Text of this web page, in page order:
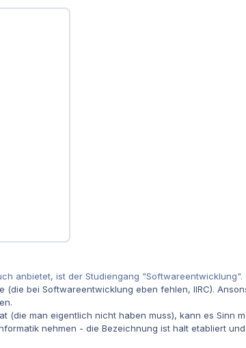
anbietet, ist der Studiengang "Softwareentwicklung".
bei Softwareentwicklung eben fehlen, IIRC).
(die man eigentlich nicht haben muss), kann es Sinn
nehmen - die Bezeichnung ist halt etabliert